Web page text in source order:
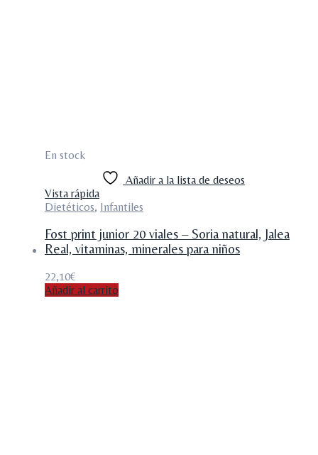
En stock
Añadir a la lista de deseos
Vista rápida
Dietéticos, Infantiles
Fost print junior 20 viales – Soria natural, Jalea
Real, vitaminas, minerales para niños
22,10€
Añadir al carrito